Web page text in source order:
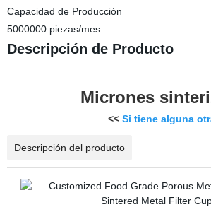
Capacidad de Producción
5000000 piezas/mes
Descripción de Producto
Micrones
<<Si tiene alguna
Descripción del producto